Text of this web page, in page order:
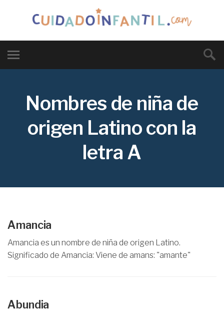
Nombres de niña de
origen Latino con la
letra A
Amancia
Amancia es un nombre de niña de origen Latino.
Significado de Amancia: Viene de amans: "amante"
Abundia